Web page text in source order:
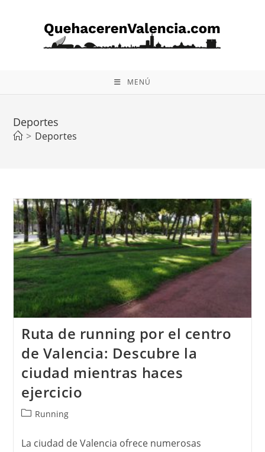
MENÚ
Deportes
> Deportes
Ruta de running por el centro
de Valencia: Descubre la
ciudad mientras haces
ejercicio
Categoría
la
Running
La ciudad de Valencia ofrece numerosas